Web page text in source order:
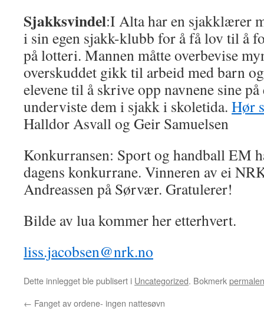
Sjakksvindel:I Alta har en sjakklærer
i sin egen sjakk-klubb for å få lov til å
på lotteri. Mannen måtte overbevise
overskuddet gikk til arbeid med barn
elevene til å skrive opp navnene sine
underviste dem i sjakk i skoletida. Hør
Halldor Asvall og Geir Samuelsen
Konkurransen: Sport og handball EM
dagens konkurrane. Vinneren av ei
Andreassen på Sørvær. Gratulerer!
Bilde av lua kommer her etterhvert.
liss.jacobsen@nrk.no
Dette innlegget ble publisert i Uncategorized. Bokmerk
← Fanget av ordene- ingen nattesøvn